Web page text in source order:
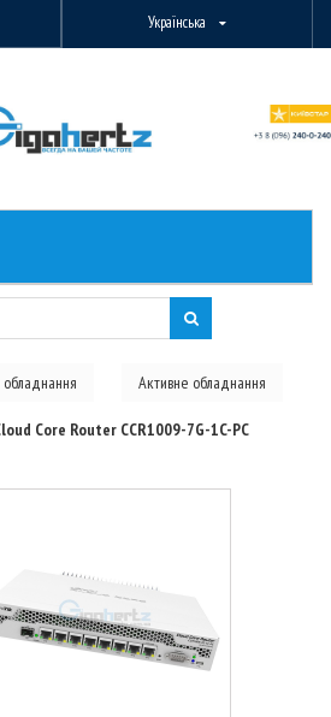
Українська
Активне обладнання
Core Router CCR1009-7G-1C-PC